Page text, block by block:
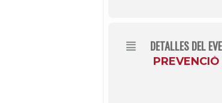
DETALLES DEL